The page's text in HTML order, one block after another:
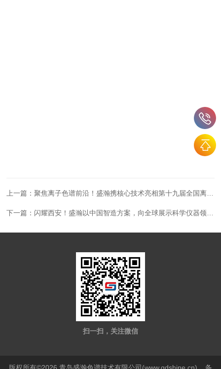
上一篇：聚焦离子色谱前沿！盛瀚携核心技术亮相第十九届全国离子色谱学术报告会
下一篇： 闪耀西安！盛瀚以中国智造方案，向全球展示科学仪器领域的“中国力量”！
扫一扫，关注微信